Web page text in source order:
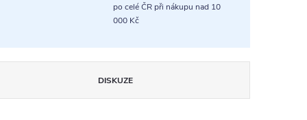
po celé ČR při nákupu nad 10
000 Kč
DISKUZE